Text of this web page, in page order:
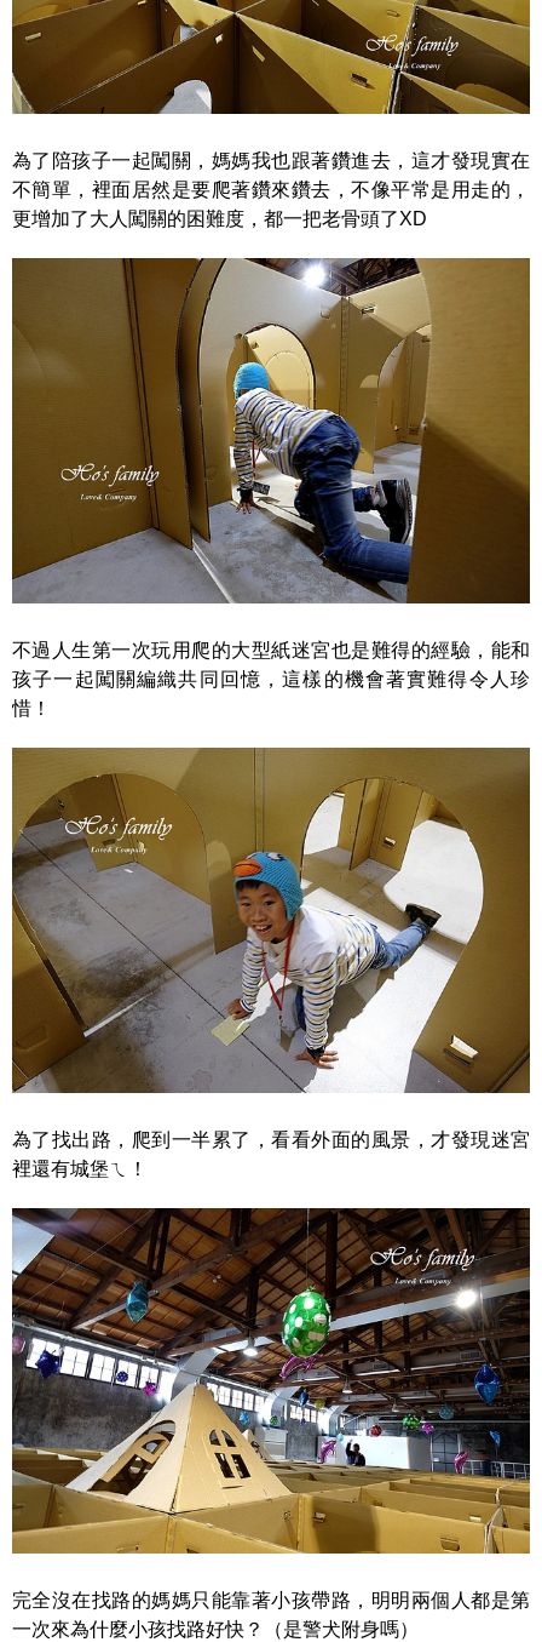
為了陪孩子一起闖關，媽媽我也跟著鑽進去，這才發現實在
不簡單，裡面居然是要爬著鑽來鑽去，不像平常是用走的，
更增加了大人闖關的困難度，都一把老骨頭了XD
不過人生第一次玩用爬的大型紙迷宮也是難得的經驗，能和
孩子一起闖關編織共同回憶，這樣的機會著實難得令人珍
惜！
為了找出路，爬到一半累了，看看外面的風景，才發現迷宮
裡還有城堡ㄟ！
完全沒在找路的媽媽只能靠著小孩帶路，明明兩個人都是第
一次來為什麼小孩找路好快？（是警犬附身嗎）